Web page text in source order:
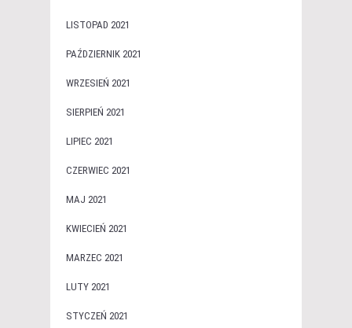
LISTOPAD 2021
PAŹDZIERNIK 2021
WRZESIEŃ 2021
SIERPIEŃ 2021
LIPIEC 2021
CZERWIEC 2021
MAJ 2021
KWIECIEŃ 2021
MARZEC 2021
LUTY 2021
STYCZEŃ 2021